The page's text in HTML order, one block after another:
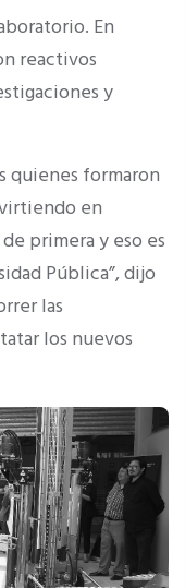
En
reactivos
y
quienes formaron
en
primera y eso es
Pública”, dijo
las
los nuevos